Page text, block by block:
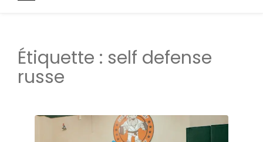
Étiquette : self defense
russe